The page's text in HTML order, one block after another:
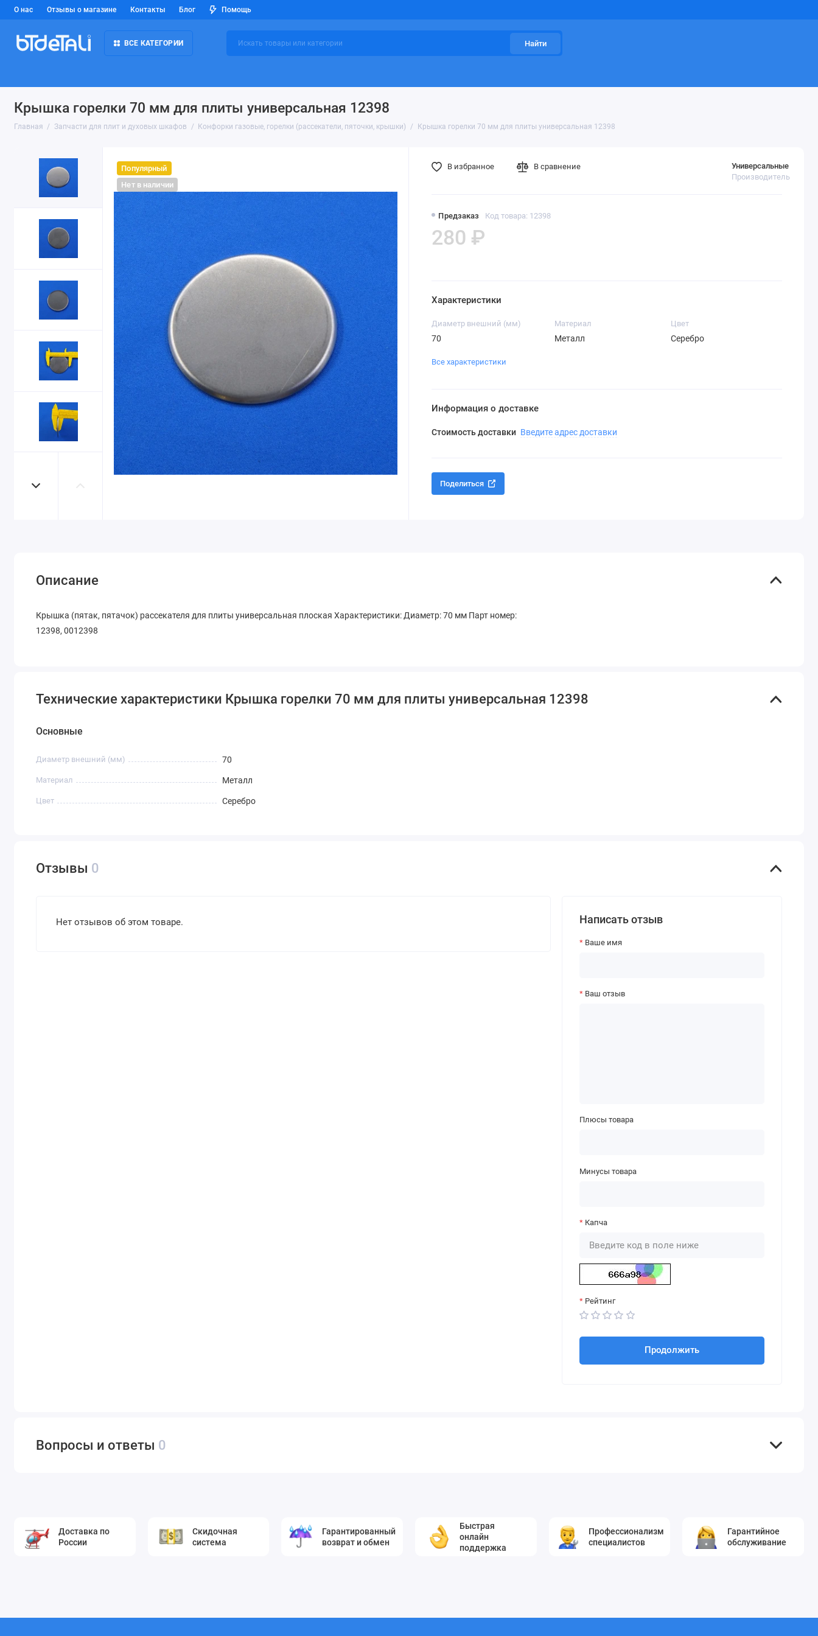
О нас Отзывы о магазине Контакты Блог Помощь
ВСЕ КАТЕГОРИИ Найти
Крышка горелки 70 мм для плиты универсальная 12398
Главная Запчасти для плит и духовых шкафов Конфорки газовые, горелки (рассекатели, пяточки, крышки) Крышка горелки 70 мм для плиты универсальная 12398
Популярный
Нет в наличии
Предзаказ Код товара: 12398
Универсальные
Производитель
280 ₽
В избранное В сравнение
Характеристики
Диаметр внешний (мм)
70
Материал
Металл
Цвет
Серебро
Все характеристики
Информация о доставке
Стоимость доставки Введите адрес доставки
Поделиться
Описание
Крышка (пятак, пятачок) рассекателя для плиты универсальная плоская Характеристики: Диаметр: 70 мм Парт номер:
12398, 0012398
Технические характеристики Крышка горелки 70 мм для плиты универсальная 12398
Основные
Диаметр внешний (мм) 70
Материал Металл
Цвет Серебро
Отзывы 0
Нет отзывов об этом товаре. Написать отзыв
Ваше имя
Ваш отзыв
Плюсы товара
Минусы товара
Капча
Рейтинг
Продолжить
Вопросы и ответы 0
Доставка по
России
Скидочная
система
Гарантированный
возврат и обмен
Быстрая
онлайн
поддержка
Профессионализм
специалистов
Гарантийное
обслуживание